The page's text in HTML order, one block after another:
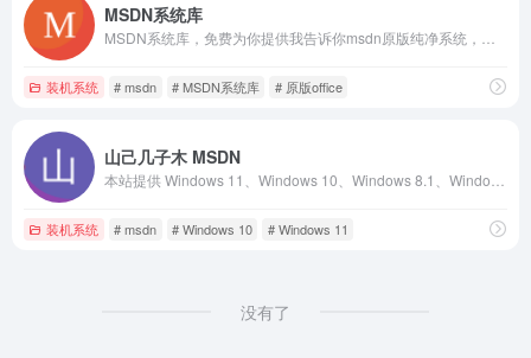
MSDN系统库
装机系统 # msdn # MSDN系统库 # 原版office
山己几子木 MSDN
装机系统 # msdn # Windows 10 # Windows 11
没有了